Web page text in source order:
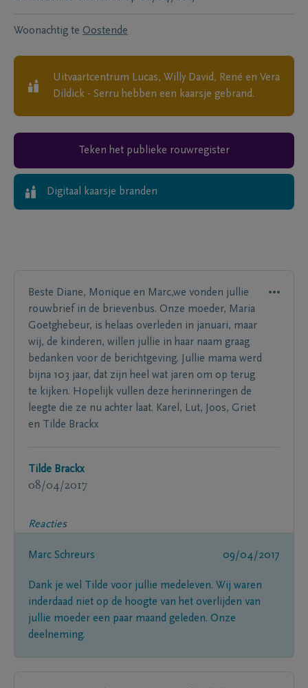
Woonachtig te Oostende
Uitvaartcentrum Lucas, Willy David, René en Vera
Dildick - Serru hebben een kaarsje gebrand.
Teken het publieke rouwregister
Digitaal kaarsje branden
Beste Diane, Monique en Marc,we vonden jullie
rouwbrief in de brievenbus. Onze moeder, Maria
Goetghebeur, is helaas overleden in januari, maar
wij, de kinderen, willen jullie in haar naam graag
bedanken voor de berichtgeving. Jullie mama werd
bijna 103 jaar, dat zijn heel wat jaren om op terug
te kijken. Hopelijk vullen deze herinneringen de
leegte die ze nu achter laat. Karel, Lut, Joos, Griet
en Tilde Brackx
Tilde Brackx
08/04/2017
Reacties
Marc Schreurs 09/04/2017
Dank je wel Tilde voor jullie medeleven. Wij waren
inderdaad niet op de hoogte van het overlijden van
jullie moeder een paar maand geleden. Onze
deelneming.